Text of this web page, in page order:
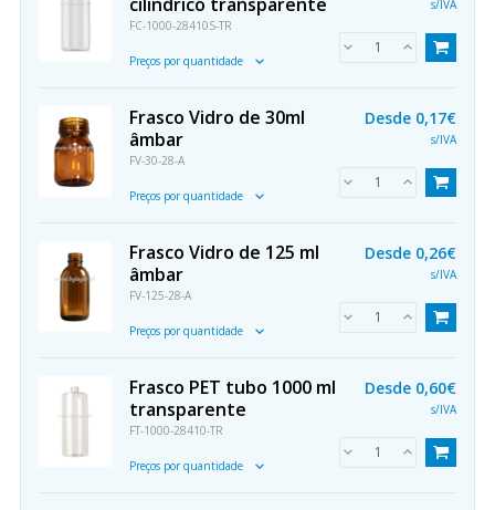
FC-1000-28410S-TR
Preços por quantidade
s/IVA
Frasco Vidro de 30ml
âmbar
FV-30-28-A
Preços por quantidade
Desde 0,17€
s/IVA
Frasco Vidro de 125 ml
âmbar
FV-125-28-A
Preços por quantidade
Desde 0,26€
s/IVA
Frasco PET tubo 1000 ml
transparente
FT-1000-28410-TR
Preços por quantidade
Desde 0,60€
s/IVA